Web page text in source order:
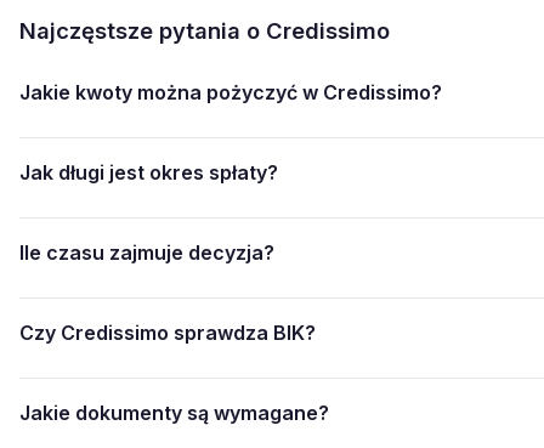
Najczęstsze pytania o Credissimo
Jakie kwoty można pożyczyć w Credissimo?
Jak długi jest okres spłaty?
Ile czasu zajmuje decyzja?
Czy Credissimo sprawdza BIK?
Jakie dokumenty są wymagane?